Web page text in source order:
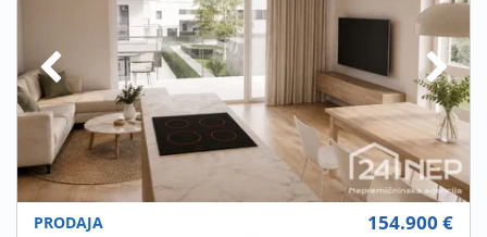
PRODAJA 154.900 €